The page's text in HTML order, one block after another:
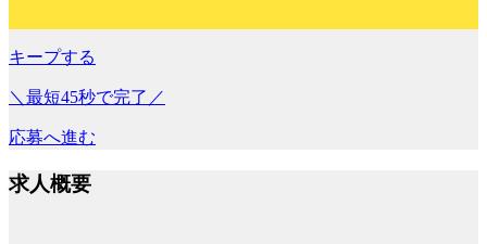
キープする
＼最短45秒で完了／
応募へ進む
求人概要